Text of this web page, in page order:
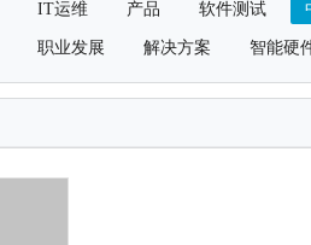
IT运维 产品 软件测试
职业发展 解决方案 智能硬